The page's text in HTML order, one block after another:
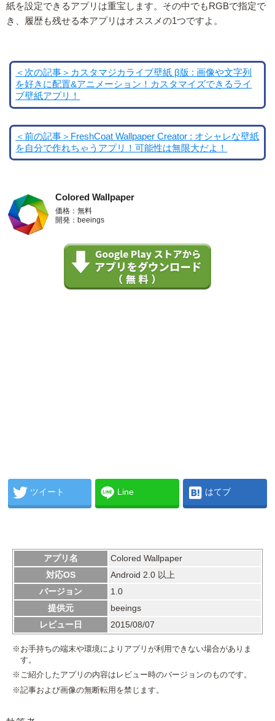
紙を設定できるアプリは重宝します。その中でもRGBで指定で
き、履歴も残せる本アプリはオススメの1つですよ。
＜次の記事＞カスタマジカライブ壁紙 β版 : 画像や文字列
を好きに配置&アニメーション！カスタマイズできるライ
ブ壁紙アプリ！
＜前の記事＞FreshCoat Wallpaper Creator : オシャレな壁紙
を自分で作れちゃうアプリ！可能性は無限大だよ！
Colored Wallpaper
価格：無料
開発：beeings
ツイート Line はてブ
アプリ名
Colored Wallpaper
対応OS
Android 2.0 以上
バージョン
1.0
提供元
beeings
レビュー日
2015/08/07
※お手持ちの端末や環境によりアプリが利用できない場合がありま
す。
※ご紹介したアプリの内容はレビュー時のバージョンのものです。
※記事および画像の無断転用を禁じます。